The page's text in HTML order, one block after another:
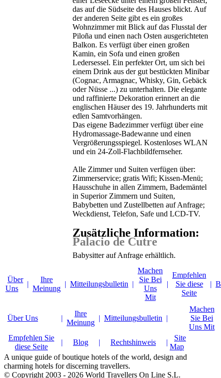
das auf die Südseite des Hauses blickt. Auf
der anderen Seite gibt es ein großes
Wohnzimmer mit Blick auf das Flusstal der
Piloña und einen nach Osten ausgerichteten
Balkon. Es verfügt über einen großen
Kamin, ein Sofa und einen großen
Ledersessel. Ein perfekter Ort, um sich bei
einem Drink aus der gut bestückten Minibar
(Cognac, Armagnac, Whisky, Gin, Gebäck
oder Nüsse ...) zu unterhalten. Die elegante
und raffinierte Dekoration erinnert an die
englischen Häuser des 19. Jahrhunderts mit
edlen Samtvorhängen.
Das eigene Badezimmer verfügt über eine
Hydromassage-Badewanne und einen
Vergrößerungsspiegel. Kostenloses WLAN
und ein 24-Zoll-Flachbildfernseher.
Alle Zimmer und Suiten verfügen über:
Zimmerservice; gratis Wifi; Kissen-Menü;
Hausschuhe in allen Zimmern, Bademäntel
in Superior Zimmern und Suiten,
Babybetten und Zustellbetten auf Anfrage;
Weckdienst, Telefon, Safe und LCD-TV.
Zusätzliche Information:
Palacio de Cutre
Babysitter auf Anfrage erhältlich.
Über
Uns
|
Ihre
Meinung
| Mitteilungsbulletin |
Machen
Sie Bei
Uns
Mit
|
Empfehlen
Sie diese
Seite
|
Über Uns |
Ihre
Meinung
| Mitteilungsbulletin |
Machen
Sie Bei
Uns Mit
Empfehlen Sie
diese Seite
| Blog | Rechtshinweis |
Site
Map
A unique guide of boutique hotels of the world, design and
charming hotels for discerning travellers.
© Copyright 2003 - 2026 World Travellers On Line S.L.